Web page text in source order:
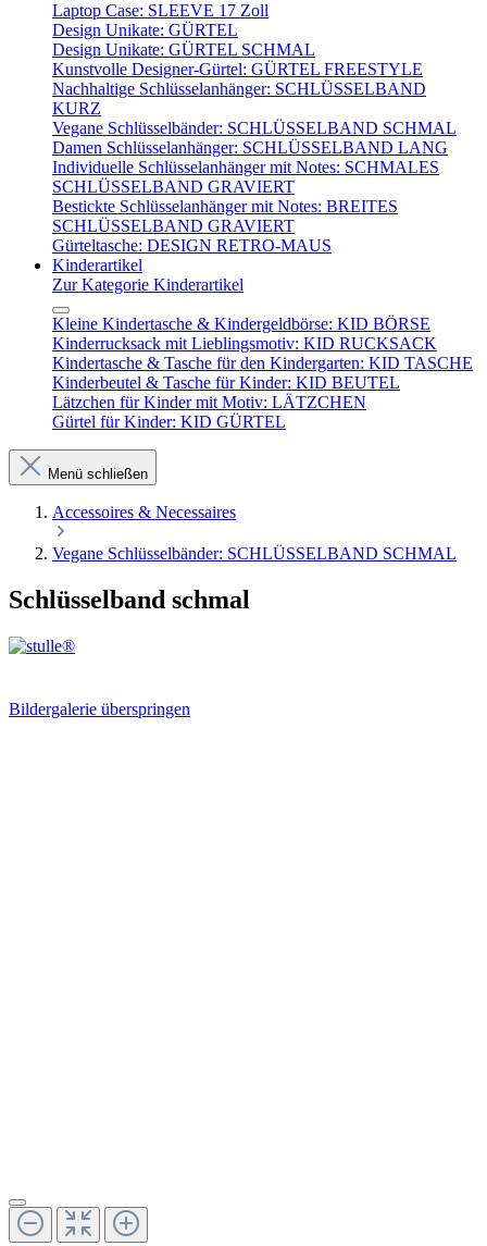
Laptop Case: SLEEVE 17 Zoll
Design Unikate: GÜRTEL
Design Unikate: GÜRTEL SCHMAL
Kunstvolle Designer-Gürtel: GÜRTEL FREESTYLE
Nachhaltige Schlüsselanhänger: SCHLÜSSELBAND
KURZ
Vegane Schlüsselbänder: SCHLÜSSELBAND SCHMAL
Damen Schlüsselanhänger: SCHLÜSSELBAND LANG
Individuelle Schlüsselanhänger mit Notes: SCHMALES
SCHLÜSSELBAND GRAVIERT
Bestickte Schlüsselanhänger mit Notes: BREITES
SCHLÜSSELBAND GRAVIERT
Gürteltasche: DESIGN RETRO-MAUS
Kinderartikel
Zur Kategorie Kinderartikel
Kleine Kindertasche & Kindergeldbörse: KID BÖRSE
Kinderrucksack mit Lieblingsmotiv: KID RUCKSACK
Kindertasche & Tasche für den Kindergarten: KID TASCHE
Kinderbeutel & Tasche für Kinder: KID BEUTEL
Lätzchen für Kinder mit Motiv: LÄTZCHEN
Gürtel für Kinder: KID GÜRTEL
Menü schließen
Accessoires & Necessaires
Vegane Schlüsselbänder: SCHLÜSSELBAND SCHMAL
Schlüsselband schmal
Bildergalerie überspringen